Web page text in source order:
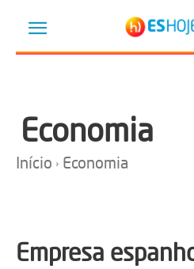
Economia
Início Economia
Empresa